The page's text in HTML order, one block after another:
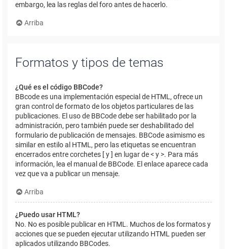
embargo, lea las reglas del foro antes de hacerlo.
Arriba
Formatos y tipos de temas
¿Qué es el código BBCode?
BBcode es una implementación especial de HTML, ofrece un
gran control de formato de los objetos particulares de las
publicaciones. El uso de BBCode debe ser habilitado por la
administración, pero también puede ser deshabilitado del
formulario de publicación de mensajes. BBCode asimismo es
similar en estilo al HTML, pero las etiquetas se encuentran
encerrados entre corchetes [ y ] en lugar de < y >. Para más
información, lea el manual de BBCode. El enlace aparece cada
vez que va a publicar un mensaje.
Arriba
¿Puedo usar HTML?
No. No es posible publicar en HTML. Muchos de los formatos y
acciones que se pueden ejecutar utilizando HTML pueden ser
aplicados utilizando BBCodes.